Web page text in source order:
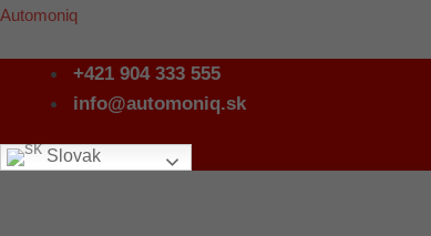
Preskočiť
Automoniq
+421 904 333 555
info@automoniq.sk
Slovak
Menu